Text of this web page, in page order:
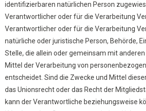
identifizierbaren natürlichen Person
Verantwortlicher oder für die Verarbeitung
Verantwortlicher oder für die Verarbeitung
natürliche oder juristische Person, Behörde,
Stelle, die allein oder gemeinsam mit
Mittel der Verarbeitung von
entscheidet. Sind die Zwecke und Mittel
das Unionsrecht oder das Recht der
kann der Verantwortliche beziehungsweise